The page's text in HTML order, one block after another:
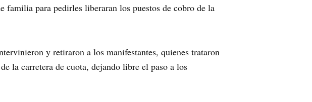
familia para pedirles liberaran los puestos de cobro de la
y retiraron a los manifestantes, quienes trataron
la carretera de cuota, dejando libre el paso a los